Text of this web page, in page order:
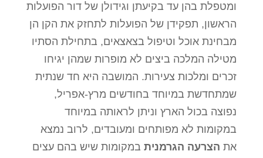
ומטפלת בהן עד בקיעתן וגידולן של דור הפועלות
הראשון, תפקידן של הפועלות לתחזק את הקן הן
מבחינת אוכל וטיפול בצאצאים, בתחילת הסתיו
מטילה המלכה ביצים לא מופרות שמהן יגיחו
זכרים ומלכות צעירות. המושבה היא חד שנתית
שמתחדשת במיוחד בחודשים מרץ-אפריל,
נפוצה בכול הארץ וניתן לראותה במיוחד
במקומות לא מפותחים ומעובדים, לרוב נמצא
את הצרעה הגרמניתבמקומות שיש בהם עצים